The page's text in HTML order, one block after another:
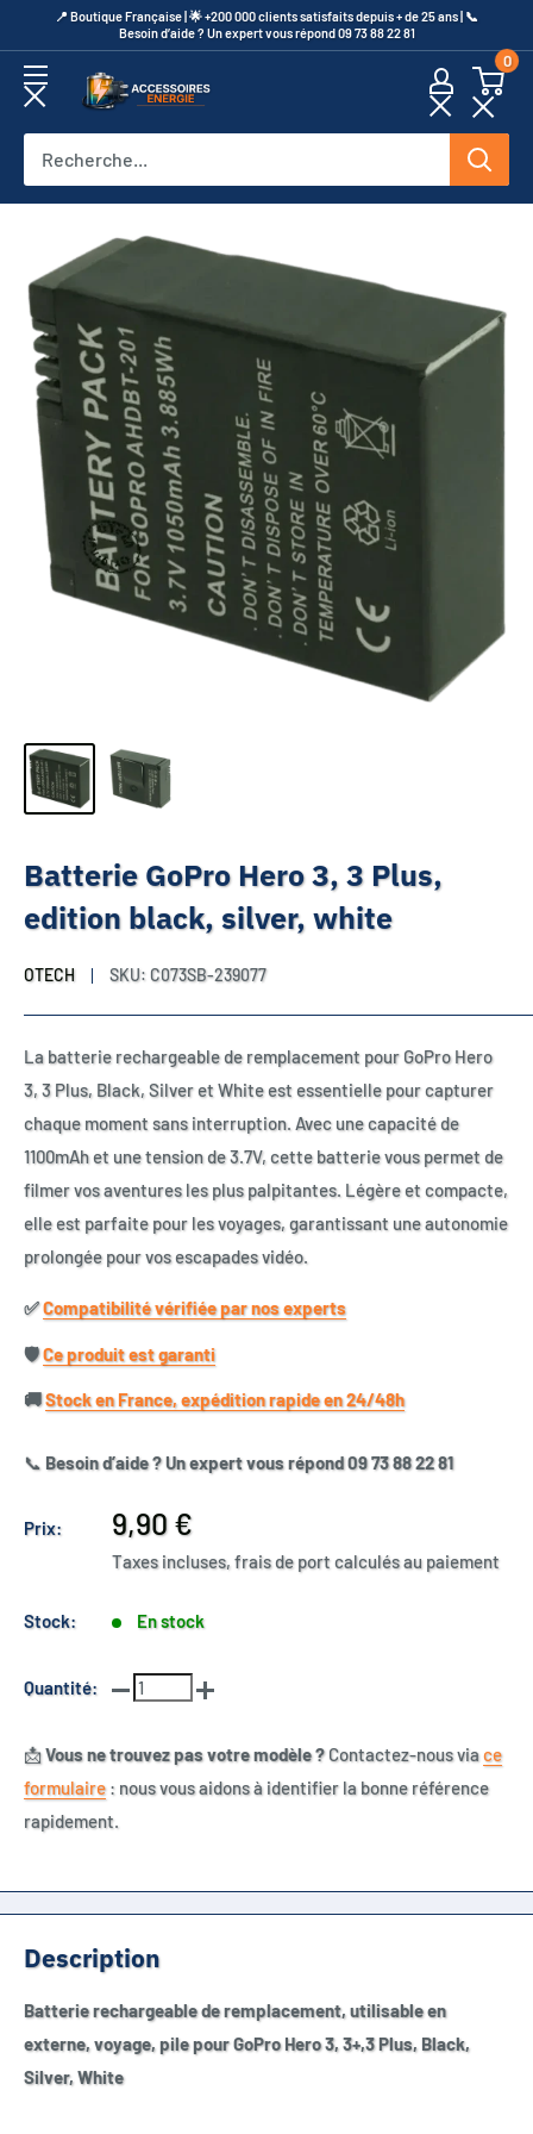
au
contenu
​📍​ Boutique Française | 🌟 +200 000 clients satisfaits depuis + de 25 ans | 📞​
Besoin d’aide ? Un expert vous répond 09 73 88 22 81
Accessoires
0
Batterie GoPro Hero 3, 3 Plus,
edition black, silver, white
OTECH SKU: C073SB-239077
La batterie rechargeable de remplacement pour GoPro Hero
3, 3 Plus, Black, Silver et White est essentielle pour capturer
chaque moment sans interruption. Avec une capacité de
1100mAh et une tension de 3.7V, cette batterie vous permet de
filmer vos aventures les plus palpitantes. Légère et compacte,
elle est parfaite pour les voyages, garantissant une autonomie
prolongée pour vos escapades vidéo.
✅​Compatibilité vérifiée par nos experts
🛡️​Ce produit est garanti
🚚​Stock en France, expédition rapide en 24/48h
📞 Besoin d’aide ? Un expert vous répond 09 73 88 22 81
Prix:
Prix
réduit
9,90 €
Taxes incluses, frais de port calculés au paiement
Stock: En stock
Quantité:
📩Vous ne trouvez pas votre modèle ?Contactez-nous viace
formulaire : nous vous aidons à identifier la bonne référence
rapidement.
Description
Batterie rechargeable de remplacement, utilisable en
externe, voyage, pile pour GoPro Hero 3, 3+,3 Plus, Black,
Silver, White